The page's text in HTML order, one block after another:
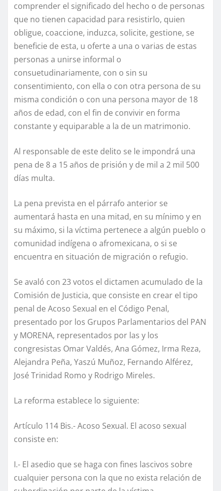
comprender el significado del hecho o de personas
que no tienen capacidad para resistirlo, quien
obligue, coaccione, induzca, solicite, gestione, se
beneficie de esta, u oferte a una o varias de estas
personas a unirse informal o
consuetudinariamente, con o sin su
consentimiento, con ella o con otra persona de su
misma condición o con una persona mayor de 18
años de edad, con el fin de convivir en forma
constante y equiparable a la de un matrimonio.
Al responsable de este delito se le impondrá una
pena de 8 a 15 años de prisión y de mil a 2 mil 500
días multa.
La pena prevista en el párrafo anterior se
aumentará hasta en una mitad, en su mínimo y en
su máximo, si la víctima pertenece a algún pueblo o
comunidad indígena o afromexicana, o si se
encuentra en situación de migración o refugio.
Se avaló con 23 votos el dictamen acumulado de la
Comisión de Justicia, que consiste en crear el tipo
penal de Acoso Sexual en el Código Penal,
presentado por los Grupos Parlamentarios del PAN
y MORENA, representados por las y los
congresistas Omar Valdés, Ana Gómez, Irma Reza,
Alejandra Peña, Yaszú Muñoz, Fernando Alférez,
José Trinidad Romo y Rodrigo Mireles.
La reforma establece lo siguiente:
Artículo 114 Bis.- Acoso Sexual. El acoso sexual
consiste en:
I.- El asedio que se haga con fines lascivos sobre
cualquier persona con la que no exista relación de